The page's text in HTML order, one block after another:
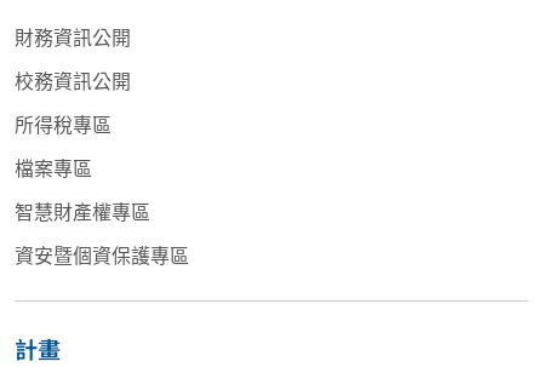
財務資訊公開
校務資訊公開
所得稅專區
檔案專區
智慧財產權專區
資安暨個資保護專區
計畫